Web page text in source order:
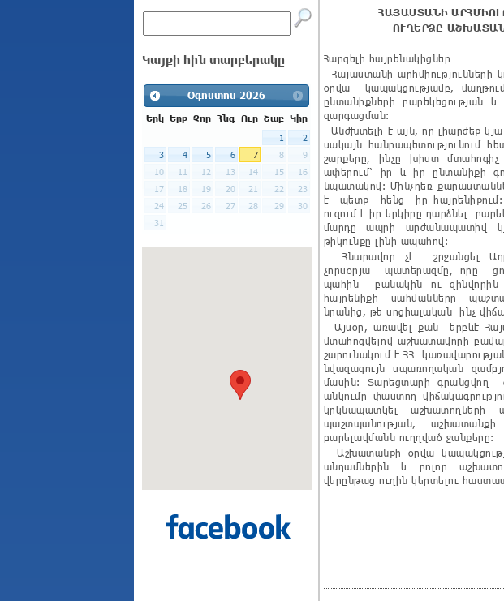
Կայքի հին տարբերակը
Օգոստոս 2026
Երկ Երք Չոր Հնգ Ուր Շաբ Կիր
1
2
3
4 5 6 7 8
9
10
11 12 13 14 15
16
17
18 19 20 21 22
23
24
25 26 27 28 29
30
31
ՀԱՅԱՍՏԱՆԻ
ՈՒՂԵՐՁԸ
Հարգելի հայրենակիցներ
Հայաստանի արհմիությունների
օրվա կապակցությամբ,
ընտանիքների
զարգացման:
Անժխտելի է այն, որ լիարժեք
սակայն հանրապետությունում
շարքերը, ինչը խիստ
ափերում՝ իր և իր ընտանիքի
նպատակով: Մինչդեռ
է պետք հենց իր հայրենիքում:
ուզում է իր երկիրը դարձնել
մարդը ապրի արժանապատիվ
թիկունքը լինի ապահով:
Հնարավոր չէ շրջանցել
չորսօրյա պատերազմը, որը
պահին բանակին ու զինվորին
հայրենիքի սահմանները
նրանից, թե սոցիալական ինչ
Այսօր, առավել քան երբևէ
մտահոգվելով աշխատավորի
շարունակում է ՀՀ
նվազագույն սպառողական
մասին: Տարեցտարի գրանցվող
անկումը փաստող
կրկնապատկել աշխատողների
պաշտպանության, աշխատանքի
բարելավմանն ուղղված ջանքերը:
Աշխատանքի օրվա
անդամներին և բոլոր
վերընթաց ուղին կերտելու